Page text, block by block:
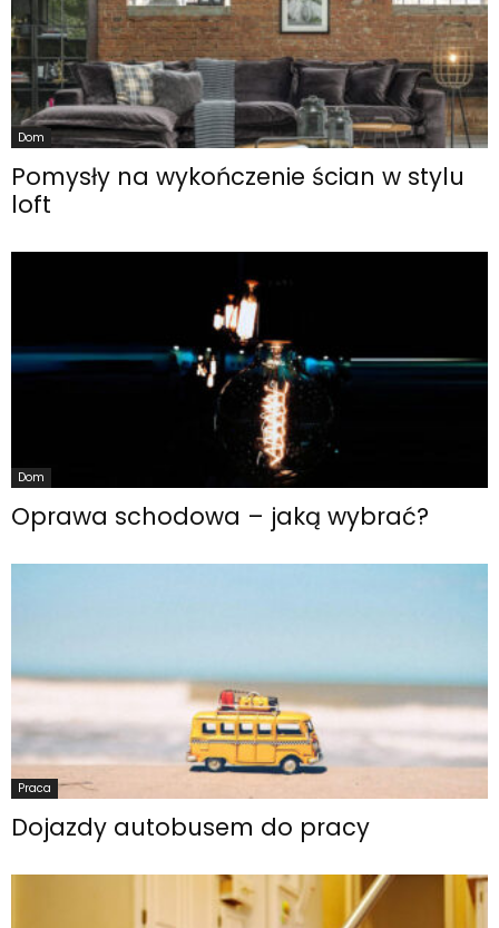
Dom
Pomysły na wykończenie ścian w stylu
loft
Dom
Oprawa schodowa – jaką wybrać?
Praca
Dojazdy autobusem do pracy